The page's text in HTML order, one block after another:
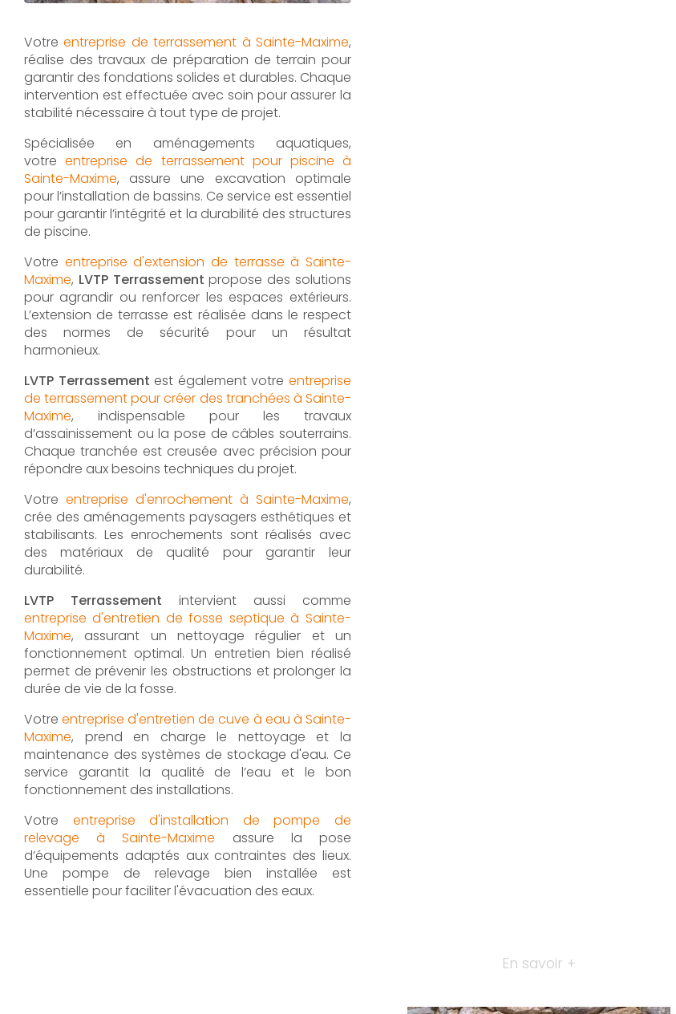
Votreentreprise de terrassement à Sainte-Maxime,
réalise des travaux de préparation de terrain pour
garantir des fondations solides et durables. Chaque
intervention est effectuée avec soin pour assurer la
stabilité nécessaire à tout type de projet.
Spécialisée en aménagements aquatiques,
votreentreprise de terrassement pour piscine à
Sainte-Maxime, assure une excavation optimale
pour l’installation de bassins. Ce service est essentiel
pour garantir l’intégrité et la durabilité des structures
de piscine.
Votre entreprise d'extension de terrasse à Sainte-
Maxime, LVTP Terrassement propose des solutions
pour agrandir ou renforcer les espaces extérieurs.
L’extension de terrasse est réalisée dans le respect
des normes de sécurité pour un résultat
harmonieux.
LVTP Terrassement est également votre entreprise
de terrassement pour créer des tranchées à Sainte-
Maxime, indispensable pour les travaux
d’assainissement ou la pose de câbles souterrains.
Chaque tranchée est creusée avec précision pour
répondre aux besoins techniques du projet.
Votre entreprise d'enrochement à Sainte-Maxime,
crée des aménagements paysagers esthétiques et
stabilisants. Les enrochements sont réalisés avec
des matériaux de qualité pour garantir leur
durabilité.
LVTP Terrassement intervient aussi comme
entreprise d'entretien de fosse septique à Sainte-
Maxime, assurant un nettoyage régulier et un
fonctionnement optimal. Un entretien bien réalisé
permet de prévenir les obstructions et prolonger la
durée de vie de la fosse.
Votreentreprise d'entretien de cuve à eau à Sainte-
Maxime, prend en charge le nettoyage et la
maintenance des systèmes de stockage d'eau. Ce
service garantit la qualité de l’eau et le bon
fonctionnement des installations.
Votre entreprise d'installation de pompe de
relevage à Sainte-Maxime assure la pose
d’équipements adaptés aux contraintes des lieux.
Une pompe de relevage bien installée est
essentielle pour faciliter l'évacuation des eaux.
En savoir +